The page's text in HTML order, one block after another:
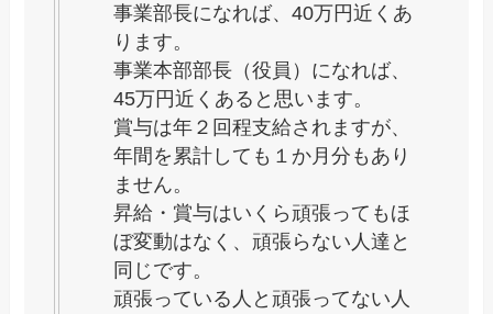
事業部長になれば、40万円近くあ
ります。
事業本部部長（役員）になれば、
45万円近くあると思います。
賞与は年２回程支給されますが、
年間を累計しても１か月分もあり
ません。
昇給・賞与はいくら頑張ってもほ
ぼ変動はなく、頑張らない人達と
同じです。
頑張っている人と頑張ってない人